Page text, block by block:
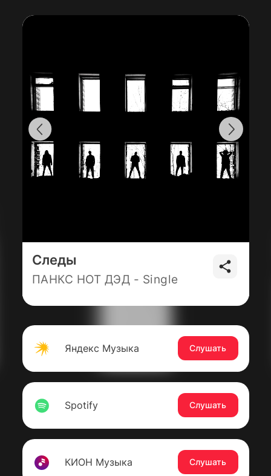
Следы
ПАНКС НОТ ДЭД - Single
Яндекс Музыка Слушать
Spotify Слушать
КИОН Музыка Слушать